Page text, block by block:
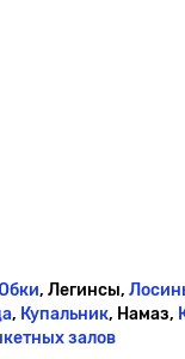
, Легинсы,
, Купальник, Намаз,
залов